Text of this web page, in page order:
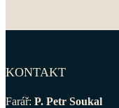
KONTAKT
Farář: P. Petr Soukal